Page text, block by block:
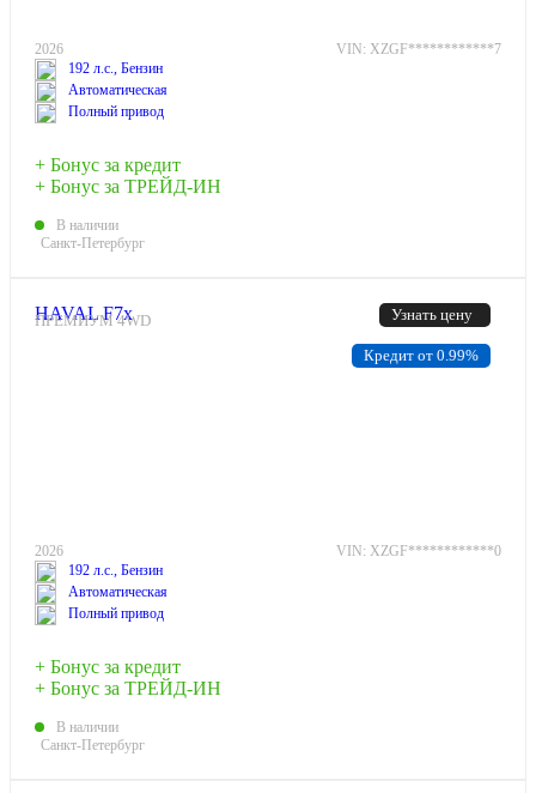
2026
VIN: XZGF************7
192 л.с., Бензин
Автоматическая
Полный привод
+ Бонус за кредит
+ Бонус за ТРЕЙД-ИН
В наличии
Санкт-Петербург
Узнать цену
HAVAL F7x
ПРЕМИУМ 4WD
2026
VIN: XZGF************0
192 л.с., Бензин
Автоматическая
Полный привод
+ Бонус за кредит
+ Бонус за ТРЕЙД-ИН
В наличии
Санкт-Петербург
Кредит от 0.99%